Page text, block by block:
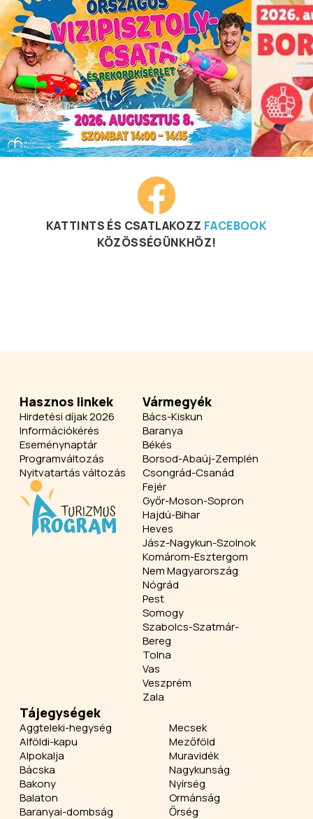
KATTINTS ÉS CSATLAKOZZ FACEBOOK
KÖZÖSSÉGÜNKHÖZ!
Hasznos linkek
Hirdetési díjak 2026
Információkérés
Eseménynaptár
Programváltozás
Nyitvatartás változás
Vármegyék
Bács-Kiskun
Baranya
Békés
Borsod-Abaúj-Zemplén
Csongrád-Csanád
Fejér
Győr-Moson-Sopron
Hajdú-Bihar
Heves
Jász-Nagykun-Szolnok
Komárom-Esztergom
Nem Magyarország
Nógrád
Pest
Somogy
Szabolcs-Szatmár-
Bereg
Tolna
Vas
Veszprém
Zala
Tájegységek
Aggteleki-hegység
Alföldi-kapu
Alpokalja
Bácska
Bakony
Balaton
Baranyai-dombság
Mecsek
Mezőföld
Muravidék
Nagykunság
Nyírség
Ormánság
Őrség